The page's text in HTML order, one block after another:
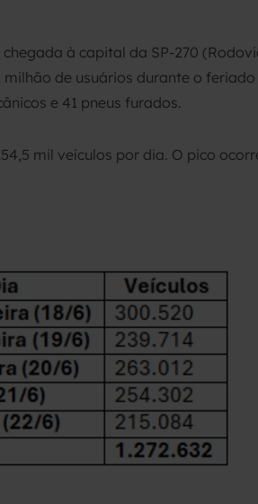
à capital da SP-270
de usuários durante o
e 41 pneus furados.
mil veículos por dia. O pico